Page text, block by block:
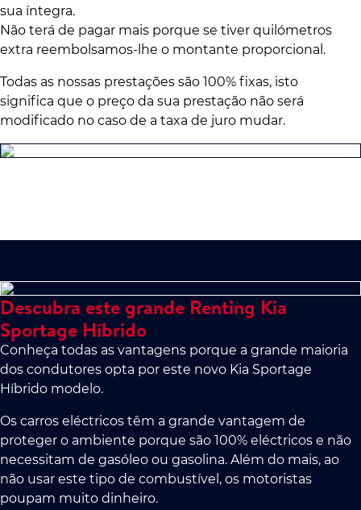
sua íntegra.
Não terá de pagar mais porque se tiver quilómetros
extra reembolsamos-lhe o montante proporcional.
Todas as nossas prestações são 100% fixas, isto
significa que o preço da sua prestação não será
modificado no caso de a taxa de juro mudar.
Descubra este grande Renting Kia
Sportage Híbrido
Conheça todas as vantagens porque a grande maioria
dos condutores opta por este novo Kia Sportage
Híbrido modelo.
Os carros eléctricos têm a grande vantagem de
proteger o ambiente porque são 100% eléctricos e não
necessitam de gasóleo ou gasolina. Além do mais, ao
não usar este tipo de combustível, os motoristas
poupam muito dinheiro.